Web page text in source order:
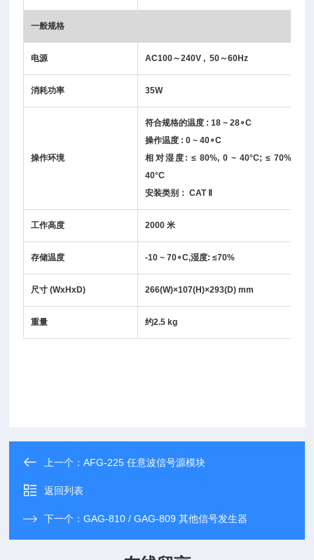
一般规格
电源 AC100～240V , 50～60Hz
消耗功率 35W
操作环境
符合规格的温度 : 18 ~ 28∘C
操作温度 : 0 ~ 40∘C
相对湿度 : ≤80%, 0 ~ 40°C;≤ 70%, 35
40°C
安装类别 ： CAT
工作高度 2000米
存储温度 -10 ~ 70∘C,湿度:≤70%
尺寸 (WxHxD) 266(W)×107(H)×293(D) mm
重量 约2.5 kg
上一个：AFG-225 任意波信号源模块
返回列表
下一个：GAG-810 / GAG-809 其他信号发生器